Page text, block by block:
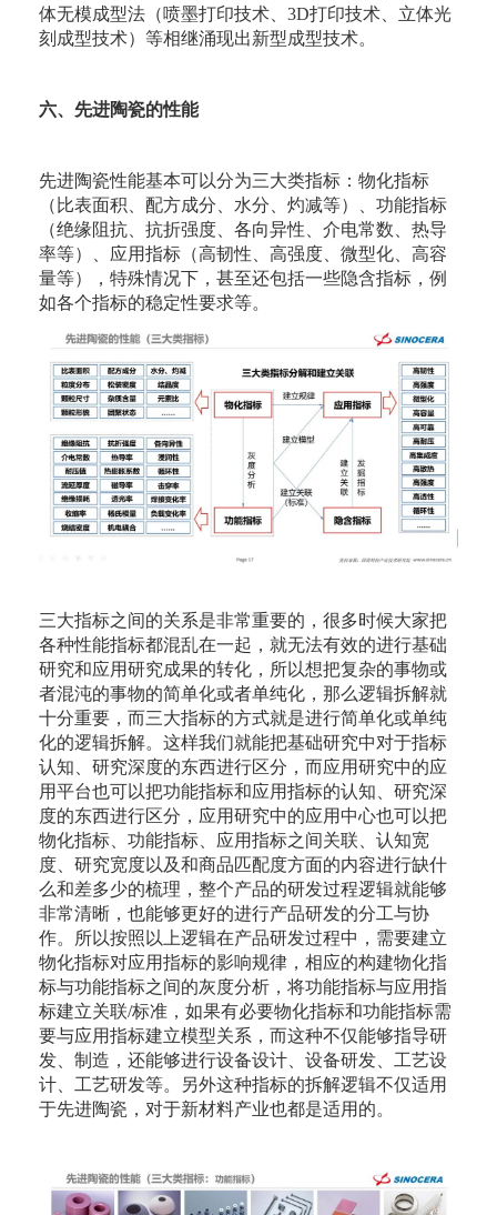
体无模成型法（喷墨打印技术、3D打印技术、立体光
刻成型技术）等相继涌现出新型成型技术。
六、先进陶瓷的性能
先进陶瓷性能基本可以分为三大类指标：物化指标
（比表面积、配方成分、水分、灼减等）、功能指标
（绝缘阻抗、抗折强度、各向异性、介电常数、热导
率等）、应用指标（高韧性、高强度、微型化、高容
量等），特殊情况下，甚至还包括一些隐含指标，例
如各个指标的稳定性要求等。
三大指标之间的关系是非常重要的，很多时候大家把
各种性能指标都混乱在一起，就无法有效的进行基础
研究和应用研究成果的转化，所以想把复杂的事物或
者混沌的事物的简单化或者单纯化，那么逻辑拆解就
十分重要，而三大指标的方式就是进行简单化或单纯
化的逻辑拆解。这样我们就能把基础研究中对于指标
认知、研究深度的东西进行区分，而应用研究中的应
用平台也可以把功能指标和应用指标的认知、研究深
度的东西进行区分，应用研究中的应用中心也可以把
物化指标、功能指标、应用指标之间关联、认知宽
度、研究宽度以及和商品匹配度方面的内容进行缺什
么和差多少的梳理，整个产品的研发过程逻辑就能够
非常清晰，也能够更好的进行产品研发的分工与协
作。所以按照以上逻辑在产品研发过程中，需要建立
物化指标对应用指标的影响规律，相应的构建物化指
标与功能指标之间的灰度分析，将功能指标与应用指
标建立关联/标准，如果有必要物化指标和功能指标需
要与应用指标建立模型关系，而这种不仅能够指导研
发、制造，还能够进行设备设计、设备研发、工艺设
计、工艺研发等。另外这种指标的拆解逻辑不仅适用
于先进陶瓷，对于新材料产业也都是适用的。